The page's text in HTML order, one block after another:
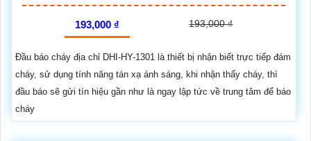
193,000 ₫ 193,000 ₫
Đầu báo cháy địa chỉ DHI-HY-1301 là thiết bị nhận biết trực tiếp đám
cháy, sử dụng tính năng tán xạ ánh sáng, khi nhận thấy cháy, thì
đầu báo sẽ gửi tín hiệu gần như là ngay lập tức về trung tâm để báo
cháy